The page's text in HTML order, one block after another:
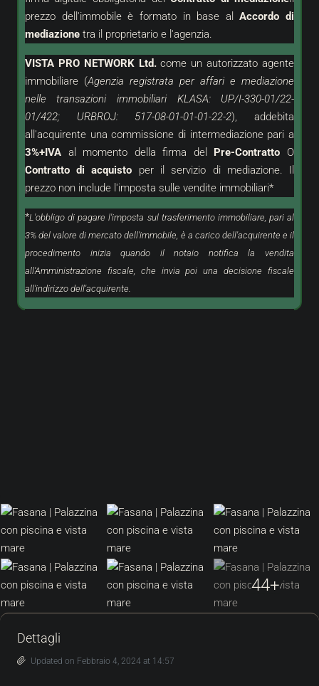
prezzo dell'immobile è formato in base alAccordo di
mediazionetra il proprietario e l'agenzia.
VISTA PRO NETWORK Ltd.come unautorizzato agente
immobiliare (Agenzia registrata per affari e mediazione
nelle transazioni immobiliari KLASA: UP/I-330-01/22-
01/422; URBROJ: 517-08-01-01-01-22-2), addebita
all'acquirente una commissione di intermediazione pari a
3%+IVAal momento della firma del Pre-Contratto O
Contratto di acquisto per il servizio di mediazione. Il
prezzo non include l'imposta sulle vendite immobiliari*
*L'obbligo di pagare l'imposta sul trasferimento immobiliare, pari al
3% del valore di mercato dell'immobile, è a carico dell'acquirente e il
procedimento inizia quando il notaio notifica la vendita
all'Amministrazione fiscale, che invia poi una decisione fiscale
all'indirizzo dell'acquirente.
44+
Dettagli
Updated on Febbraio 4, 2024 at 14:57